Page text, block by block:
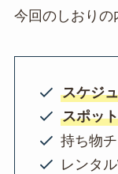
今回のしおりの
スケジ
スポッ
持ち物
レンタ